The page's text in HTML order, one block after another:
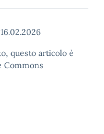
16.02.2026
questo articolo è
Commons